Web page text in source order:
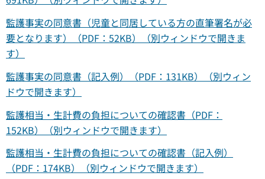
監護事実の同意書（児童と同居している方の直筆署名が必
要となります）（PDF：52KB）（別ウィンドウで開きま
す）
監護事実の同意書（記入例）（PDF：131KB）（別ウィン
ドウで開きます）
監護相当・生計費の負担についての確認書（PDF：
152KB）（別ウィンドウで開きます）
監護相当・生計費の負担についての確認書（記入例）
（PDF：174KB）（別ウィンドウで開きます）